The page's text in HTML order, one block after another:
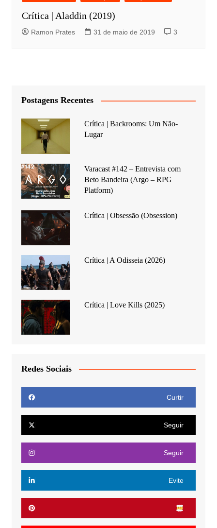
Crítica | Aladdin (2019)
Ramon Prates 31 de maio de 2019 3
Postagens Recentes
Crítica | Backrooms: Um Não-
Lugar
Varacast #142 – Entrevista com
Beto Bandeira (Argo – RPG
Platform)
Crítica | Obsessão (Obsession)
Crítica | A Odisseia (2026)
Crítica | Love Kills (2025)
Redes Sociais
Curtir
Seguir
Seguir
Evite